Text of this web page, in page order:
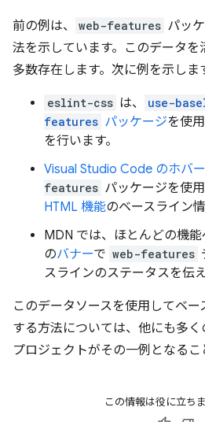
前の例は、 web-features パッ
法を示しています。このデータ
多数存在します。次に例を示しま
eslint-css は、 use-
features パッケージを使
を行います。
Visual Studio Code のホバ
features パッケージを使用
HTML 機能のベースライン
MDN では、ほとんどの機
のバナーで web-features
スラインのステータスを伝え
このデータソースを使用してベ
する方法については、他にも多
プロジェクトがその一例となるこ
この情報は役に立ち